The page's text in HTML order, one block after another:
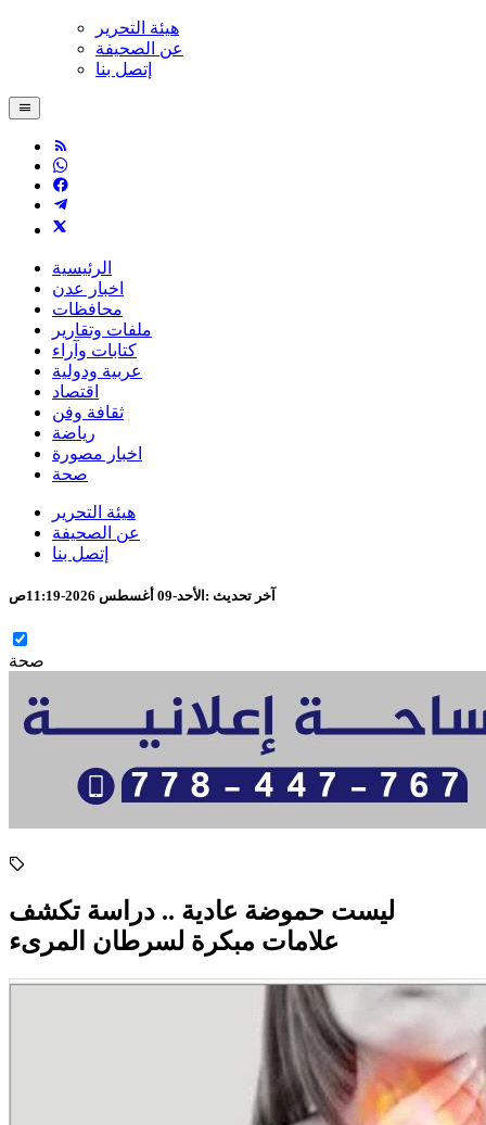
هيئة التحرير
عن الصحيفة
إتصل بنا
الرئيسية
اخبار عدن
محافظات
ملفات وتقارير
كتابات وآراء
عربية ودولية
اقتصاد
ثقافة وفن
رياضة
اخبار مصورة
صحة
هيئة التحرير
عن الصحيفة
إتصل بنا
آخر تحديث : الأحد-09 أغسطس 2026-11:19ص
صحة
ليست حموضة عادية .. دراسة تكشف
علامات مبكرة لسرطان المرىء